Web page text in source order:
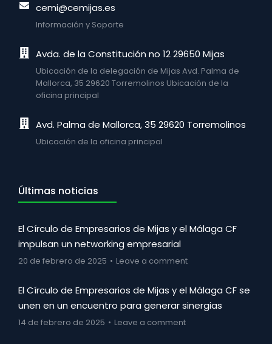
cemi@cemijas.es
Información y Soporte
Avda. de la Constitución no 12 29650 Mijas
Ubicación de la delegación de Mijas Avd. Palma de
Mallorca, 35 29620 Torremolinos Ubicación de la
oficina principal
Avd. Palma de Mallorca, 35 29620 Torremolinos
Ubicación de la oficina principal
Últimas noticias
El Círculo de Empresarios de Mijas y el Málaga CF
impulsan un networking empresarial
20 de febrero de 2025 Leave a comment
El Círculo de Empresarios de Mijas y el Málaga CF se
unen en un encuentro para generar sinergias
14 de febrero de 2025 Leave a comment